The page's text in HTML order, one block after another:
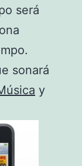
será
sonará
y